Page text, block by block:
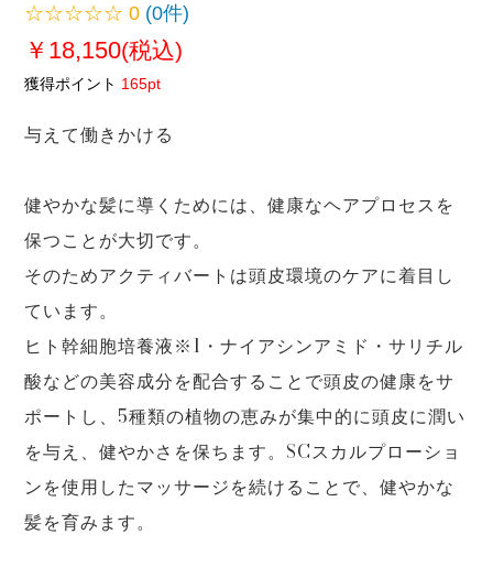
☆☆☆☆☆0 (0件)
￥18,150(税込)
獲得ポイント 165pt
与えて働きかける
健やかな髪に導くためには、健康なヘアプロセスを
保つことが大切です。
そのためアクティバートは頭皮環境のケアに着目し
ています。
ヒト幹細胞培養液※1・ナイアシンアミド・サリチル
酸などの美容成分を配合することで頭皮の健康をサ
ポートし、5種類の植物の恵みが集中的に頭皮に潤い
を与え、健やかさを保ちます。SCスカルプローショ
ンを使用したマッサージを続けることで、健やかな
髪を育みます。